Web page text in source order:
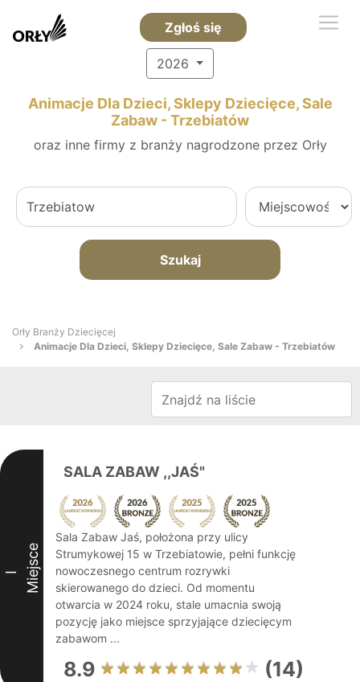
Zgłoś się
2026
Animacje Dla Dzieci, Sklepy Dziecięce, Sale
Zabaw - Trzebiatów
oraz inne firmy z branży nagrodzone przez Orły
Szukaj
Orły Branży Dziecięcej
Animacje Dla Dzieci, Sklepy Dziecięce, Sale Zabaw - Trzebiatów
I Miejsce
SALA ZABAW ,,JAŚ"
Sala Zabaw Jaś, położona przy ulicy
Strumykowej 15 w Trzebiatowie, pełni funkcję
nowoczesnego centrum rozrywki
skierowanego do dzieci. Od momentu
otwarcia w 2024 roku, stale umacnia swoją
pozycję jako miejsce sprzyjające dziecięcym
zabawom ...
8.9 (14)